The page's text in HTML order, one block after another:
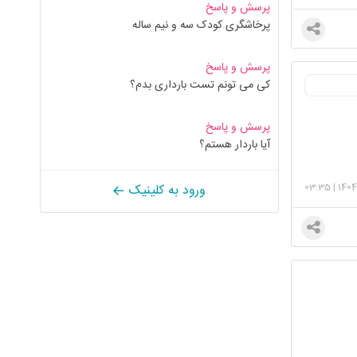
|
03:35
پرسش و پاسخ
پرخاشگری کودک سه و نیم ساله
پرسش و پاسخ
کی می تونم تست بارداری بدم؟
پرسش و پاسخ
آیا باردار هستم؟
ورود به کلینیک